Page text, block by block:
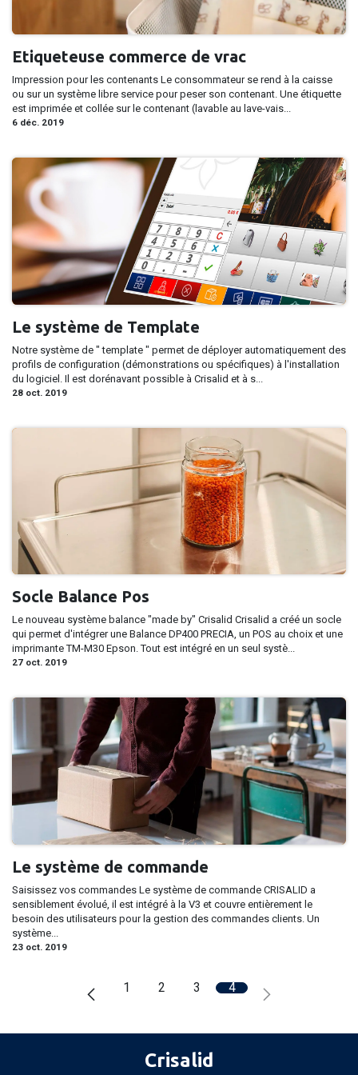
Etiqueteuse commerce de vrac
Impression pour les contenants Le consommateur se rend à la caisse
ou sur un système libre service pour peser son contenant. Une étiquette
est imprimée et collée sur le contenant (lavable au lave-vais...
6 déc. 2019
Le système de Template
Notre système de " template " permet de déployer automatiquement des
profils de configuration (démonstrations ou spécifiques) à l'installation
du logiciel. Il est dorénavant possible à Crisalid et à s...
28 oct. 2019
Socle Balance Pos
Le nouveau système balance "made by" Crisalid Crisalid a créé un socle
qui permet d'intégrer une Balance DP400 PRECIA, un POS au choix et une
imprimante TM-M30 Epson. Tout est intégré en un seul systè...
27 oct. 2019
Le système de commande
Saisissez vos commandes Le système de commande CRISALID a
sensiblement évolué, il est intégré à la V3 et couvre entièrement le
besoin des utilisateurs pour la gestion des commandes clients. Un
système...
23 oct. 2019
1 2 3 4
Crisalid